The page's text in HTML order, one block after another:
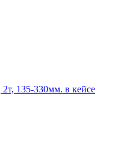
135-330мм. в кейсе